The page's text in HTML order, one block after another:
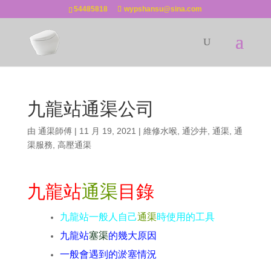
54485818 wypshansu@sina.com
九龍站通渠公司
由 通渠師傅| 11 月 19, 2021 | 維修水喉, 通沙井, 通渠, 通
渠服務 高壓通渠
九龍站通渠目錄
九龍站一般人自己通渠時使用的工具
九龍站塞渠的幾大原因
一般會遇到的淤塞情況